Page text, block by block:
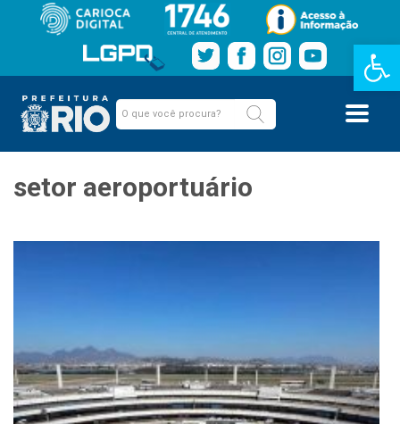
Barra de
setor aeroportuário